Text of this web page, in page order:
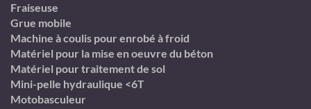
Fraiseuse
Grue mobile
Machine à coulis pour enrobé à froid
Matériel pour la mise en oeuvre du béton
Matériel pour traitement de sol
Mini-pelle hydraulique <6T
Motobasculeur